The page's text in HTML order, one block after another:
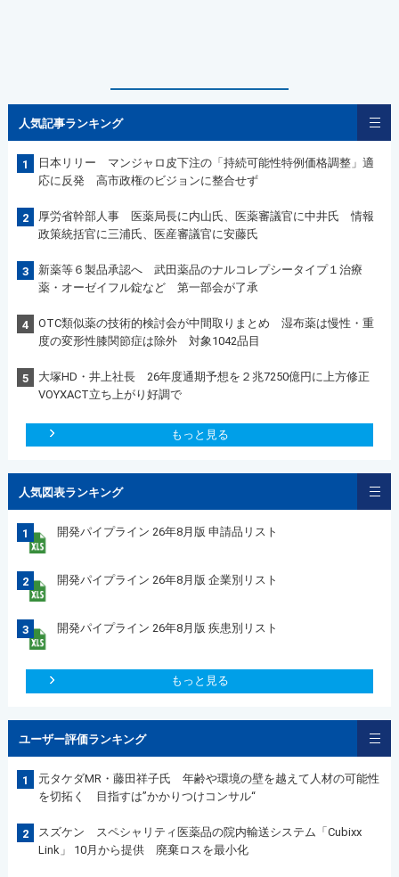
人気記事ランキング
1
日本リリー マンジャロ皮下注の「持続可能性特例価格調整」適
応に反発 高市政権のビジョンに整合せず
2
厚労省幹部人事 医薬局長に内山氏、医薬審議官に中井氏 情報
政策統括官に三浦氏、医産審議官に安藤氏
3
新薬等６製品承認へ 武田薬品のナルコレプシータイプ１治療
薬・オーゼイフル錠など 第一部会が了承
4
OTC類似薬の技術的検討会が中間取りまとめ 湿布薬は慢性・重
度の変形性膝関節症は除外 対象1042品目
5
大塚HD・井上社長 26年度通期予想を２兆7250億円に上方修正
VOYXACT立ち上がり好調で
もっと見る
人気図表ランキング
1 開発パイプライン 26年8月版 申請品リスト
2 開発パイプライン 26年8月版 企業別リスト
3 開発パイプライン 26年8月版 疾患別リスト
もっと見る
ユーザー評価ランキング
1
元タケダMR・藤田祥子氏 年齢や環境の壁を越えて人材の可能性
を切拓く 目指すは”かかりつけコンサル“
2
スズケン スペシャリティ医薬品の院内輸送システム「Cubixx
Link」 10月から提供 廃棄ロスを最小化